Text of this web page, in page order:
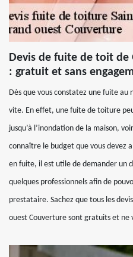
Devis de fuite de toit de
: gratuit et sans
Dès que vous constatez une fuite
vite. En effet, une fuite de toiture
jusqu’à l’inondation de la maison,
connaître le budget que vous devez
en fuite, il est utile de demander un
quelques professionnels afin de
prestataire. Sachez que tous les
ouest Couverture sont gratuits et ne